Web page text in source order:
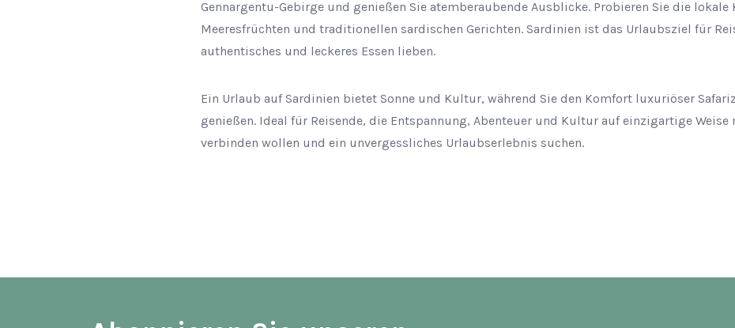
Gennargentu-Gebirge und genießen Sie atemberaubende Ausblicke. Probieren Sie die
Meeresfrüchten und traditionellen sardischen Gerichten. Sardinien ist das Urlaubsziel für
authentisches und leckeres Essen lieben.
Ein Urlaub auf Sardinien bietet Sonne und Kultur, während Sie den Komfort luxuriöser
genießen. Ideal für Reisende, die Entspannung, Abenteuer und Kultur auf einzigartige Weise
verbinden wollen und ein unvergessliches Urlaubserlebnis suchen.